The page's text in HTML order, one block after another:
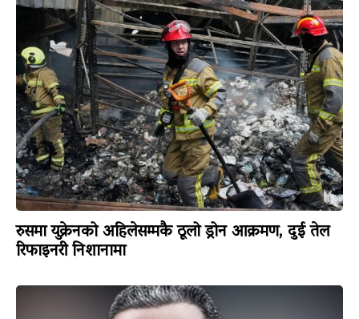
रुसमा युक्रेनको अहिलेसम्मकै ठूलो ड्रोन आक्रमण, दुई तेल
रिफाइनरी निशानामा